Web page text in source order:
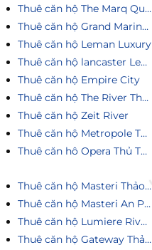
Thuê căn hộ The Marq Quận 1
Thuê căn hộ Grand Marina Saigon
Thuê căn hộ Leman Luxury
Thuê căn hộ lancaster Legacy
Thuê căn hộ Empire City
Thuê căn hộ The River Thủ Thiêm
Thuê căn hộ Zeit River
Thuê căn hộ Metropole Thủ Thiêm
Thuê căn hô Opera Thủ Thiêm
Thuê căn hộ Masteri Thảo Điền
Thuê căn hộ Masteri An Phú
Thuê căn hộ Lumiere Riverside
Thuê căn hộ Gateway Thảo Điền